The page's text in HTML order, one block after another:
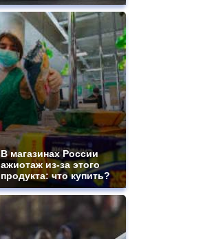
В магазинах России
ажиотаж из-за этого
продукта: что купить?